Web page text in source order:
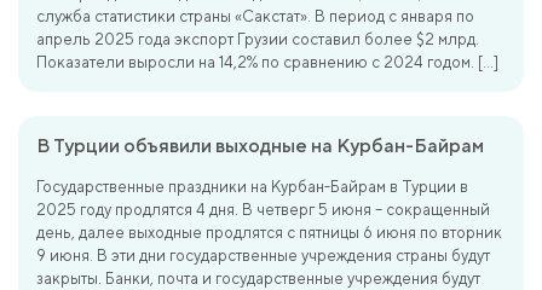
служба статистики страны «Сакстат». В период с января по
апрель 2025 года экспорт Грузии составил более $2 млрд.
Показатели выросли на 14,2% по сравнению с 2024 годом. […]
В Турции объявили выходные на Курбан-Байрам
Государственные праздники на Курбан-Байрам в Турции в
2025 году продлятся 4 дня. В четверг 5 июня – сокращенный
день, далее выходные продлятся с пятницы 6 июня по вторник
9 июня. В эти дни государственные учреждения страны будут
закрыты. Банки, почта и государственные учреждения будут